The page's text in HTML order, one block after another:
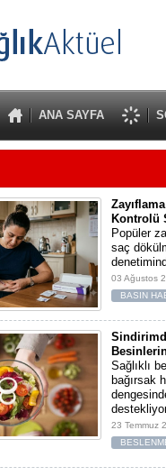
ANA SAYFA
Kontrolü
Popüler
saç
03 Ağustos
BASIN
Sağlıklı
bağırsak
23 Temmuz